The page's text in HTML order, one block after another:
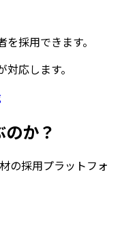
採用できます。
応します。
か？
の採用プラットフォ